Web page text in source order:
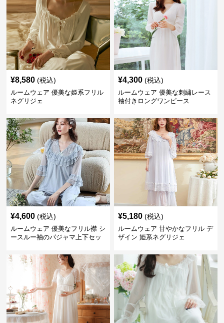
¥8,580 (税込)
ルームウェア 優美な姫系フリル
ネグリジェ
¥4,300 (税込)
ルームウェア 優美な刺繍レース
袖付きロングワンピース
¥4,600 (税込)
ルームウェア 優美なフリル襟 シ
ースルー袖のパジャマ上下セッ
¥5,180 (税込)
ルームウェア 甘やかなフリル デ
ザイン 姫系ネグリジェ